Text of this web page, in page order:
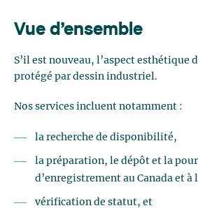
Vue d’ensemble
S’il est nouveau, l’aspect esthétique
protégé par dessin industriel.
Nos services incluent notamment :
la recherche de disponibilité,
la préparation, le dépôt et la
d’enregistrement au Canada et à
vérification de statut, et